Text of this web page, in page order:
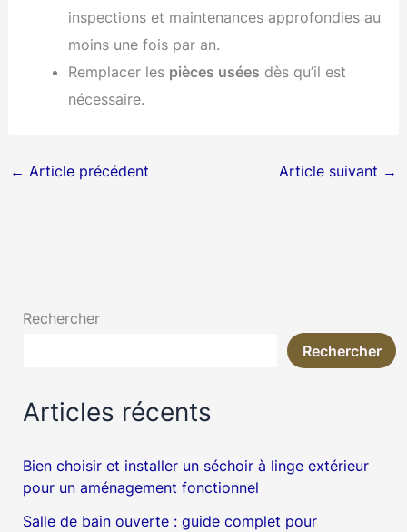
inspections et maintenances approfondies au
moins une fois par an.
Remplacer les pièces usées dès qu’il est
nécessaire.
← Article précédent Article suivant →
Rechercher
Rechercher
Articles récents
Bien choisir et installer un séchoir à linge extérieur
pour un aménagement fonctionnel
Salle de bain ouverte : guide complet pour